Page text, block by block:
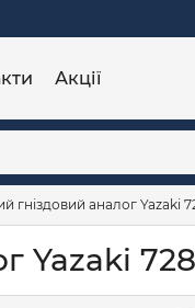
Акції
гніздовий аналог Yazaki
Yazaki